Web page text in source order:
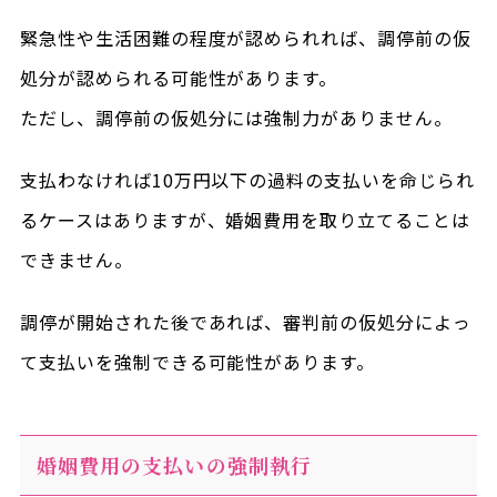
緊急性や生活困難の程度が認められれば、調停前の仮
処分が認められる可能性があります。
ただし、調停前の仮処分には強制力がありません。
支払わなければ10万円以下の過料の支払いを命じられ
るケースはありますが、婚姻費用を取り立てることは
できません。
調停が開始された後であれば、審判前の仮処分によっ
て支払いを強制できる可能性があります。
婚姻費用の支払いの強制執行